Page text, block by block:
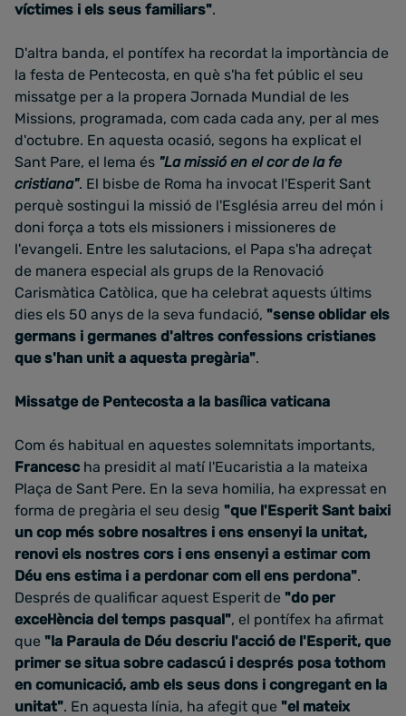
víctimes i els seus familiars".
D'altra banda, el pontífex ha recordat la importància de
la festa de Pentecosta, en què s'ha fet públic el seu
missatge per a la propera Jornada Mundial de les
Missions, programada, com cada cada any, per al mes
d'octubre. En aquesta ocasió, segons ha explicat el
Sant Pare, el lema és "La missió en el cor de la fe
cristiana". El bisbe de Roma ha invocat l'Esperit Sant
perquè sostingui la missió de l'Església arreu del món i
doni força a tots els missioners i missioneres de
l'evangeli. Entre les salutacions, el Papa s'ha adreçat
de manera especial als grups de la Renovació
Carismàtica Catòlica, que ha celebrat aquests últims
dies els 50 anys de la seva fundació, "sense oblidar els
germans i germanes d'altres confessions cristianes
que s'han unit a aquesta pregària".
Missatge de Pentecosta a la basílica vaticana
Com és habitual en aquestes solemnitats importants,
Francesc ha presidit al matí l'Eucaristia a la mateixa
Plaça de Sant Pere. En la seva homilia, ha expressat en
forma de pregària el seu desig "que l'Esperit Sant baixi
un cop més sobre nosaltres i ens ensenyi la unitat,
renovi els nostres cors i ens ensenyi a estimar com
Déu ens estima i a perdonar com ell ens perdona".
Després de qualificar aquest Esperit de "do per
excel·lència del temps pasqual", el pontífex ha afirmat
que "la Paraula de Déu descriu l'acció de l'Esperit, que
primer se situa sobre cadascú i després posa tothom
en comunicació, amb els seus dons i congregant en la
unitat". En aquesta línia, ha afegit que "el mateix